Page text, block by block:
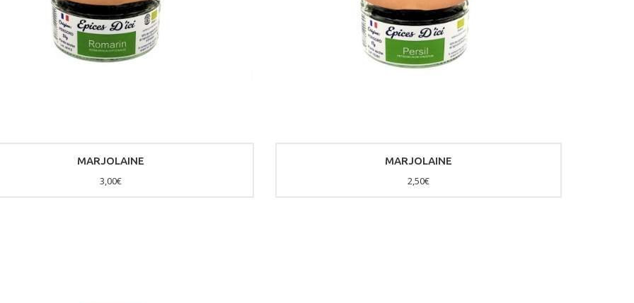
MARJOLAINE
3,00€
MARJOLAINE
2,50€